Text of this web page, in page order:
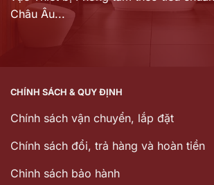
Châu Âu...
CHÍNH SÁCH & QUY ĐỊNH
Chính sách vận chuyển, lắp đặt
Chính sách đổi, trả hàng và hoàn tiền
Chinh sách bảo hành